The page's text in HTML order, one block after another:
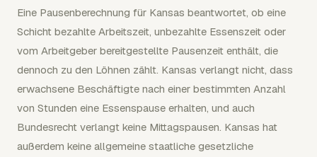
Eine Pausenberechnung für Kansas beantwortet, ob eine
Schicht bezahlte Arbeitszeit, unbezahlte Essenszeit oder
vom Arbeitgeber bereitgestellte Pausenzeit enthält, die
dennoch zu den Löhnen zählt. Kansas verlangt nicht, dass
erwachsene Beschäftigte nach einer bestimmten Anzahl
von Stunden eine Essenspause erhalten, und auch
Bundesrecht verlangt keine Mittagspausen. Kansas hat
außerdem keine allgemeine staatliche gesetzliche